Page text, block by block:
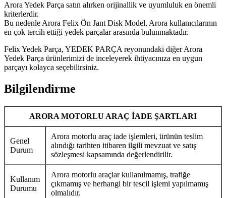
Arora Yedek Parça satın alırken orijinallik ve uyumluluk en önemli
kriterlerdir.
Bu nedenle Arora Felix Ön Jant Disk Model, Arora kullanıcılarının
en çok tercih ettiği yedek parçalar arasında bulunmaktadır.
Felix Yedek Parça, YEDEK PARÇA reyonundaki diğer Arora
Yedek Parça ürünlerimizi de inceleyerek ihtiyacınıza en uygun
parçayı kolayca seçebilirsiniz.
Bilgilendirme
ARORA MOTORLU ARAÇ İADE ŞARTLARI
Genel
Durum
Arora motorlu araç iade işlemleri, ürünün teslim
alındığı tarihten itibaren ilgili mevzuat ve satış
sözleşmesi kapsamında değerlendirilir.
Kullanım
Durumu
Arora motorlu araçlar kullanılmamış, trafiğe
çıkmamış ve herhangi bir tescil işlemi yapılmamış
olmalıdır.